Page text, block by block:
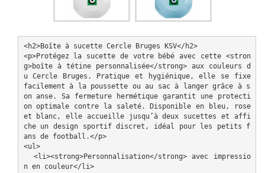
<h2>Boîte à sucette Cercle Bruges KSV</h2>
<p>Protégez la sucette de votre bébé avec cette <stron
g>boîte à tétine personnalisée</strong> aux couleurs d
u Cercle Bruges. Pratique et hygiénique, elle se fixe
facilement à la poussette ou au sac à langer grâce à s
on anse. Sa fermeture hermétique garantit une protecti
on optimale contre la saleté. Disponible en bleu, rose
et blanc, elle accueille jusqu’à deux sucettes et affi
che un design sportif discret, idéal pour les petits f
ans de football.</p>
<ul>
n en couleur</li>